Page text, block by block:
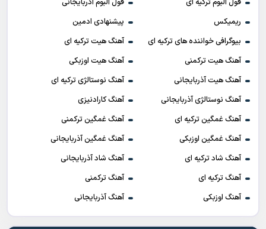
فول آلبوم ترکیه ای
فول آلبوم آذربایجانی
ریمیکس
پیشنهادی ادمین
بیوگرافی خواننده های ترکیه ای
آهنگ هیت ترکیه ای
آهنگ هیت ترکمنی
آهنگ هیت اوزبکی
آهنگ هیت آذربایجانی
آهنگ نوستالژی ترکیه ای
آهنگ نوستالژی آذربایجانی
آهنگ کارادنیزی
آهنگ غمگین ترکیه ای
آهنگ غمگین ترکمنی
آهنگ غمگین اوزبکی
آهنگ غمگین آذربایجانی
آهنگ شاد ترکیه ای
آهنگ شاد آذربایجانی
آهنگ ترکیه ای
آهنگ ترکمنی
آهنگ اوزبکی
آهنگ آذربایجانی